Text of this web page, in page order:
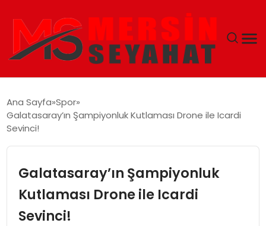
EKONOMI
GÜNCEL
Ana Sayfa Spor
Galatasaray’ın Şampiyonluk Kutlaması Drone ile Icardi
Sevinci!
Galatasaray’ın Şampiyonluk
Kutlaması Drone ile Icardi
Sevinci!